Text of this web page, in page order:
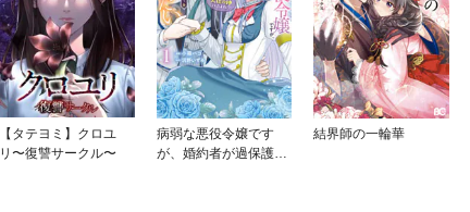
【タテヨミ】クロユ
リ〜復讐サークル〜
病弱な悪役令嬢です
が、婚約者が過保護す
結界師の一輪華